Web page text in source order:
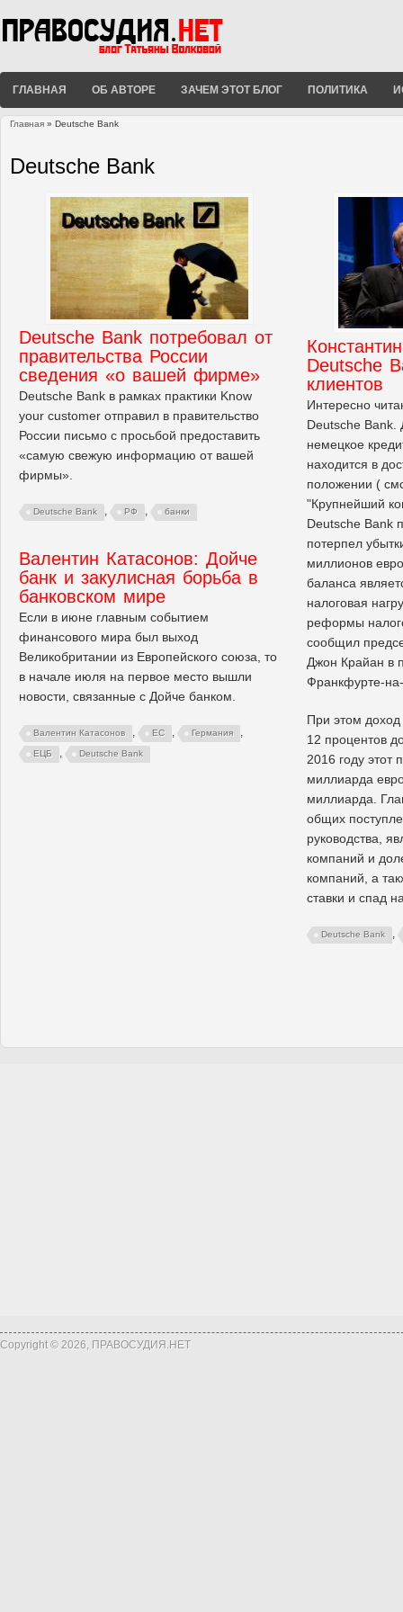
ГЛАВНАЯ ОБ АВТОРЕ ЗАЧЕМ ЭТОТ БЛОГ ПОЛИТИКА
Главная » Deutsche Bank
Deutsche Bank
Deutsche Bank потребовал от
правительства России
сведения «о вашей фирме»
Deutsche Bank в рамках практики Know
your customer отправил в правительство
России письмо с просьбой предоставить
«самую свежую информацию от вашей
фирмы».
Deutsche Bank , РФ , банки
Deutsche
клиентов
Интересно
Deutsche Bank.
немецкое
находится в
положении (
"Крупнейший
Deutsche Bank
потерпел
миллионов
баланса
налоговая
реформы
сообщил
Джон Крайан в
Франкфурте-
При этом
12 процентов
2016 году этот
миллиарда
миллиарда.
общих
руководства,
компаний и
компаний, а
ставки и спад
Deutsche Bank ,
Валентин Катасонов: Дойче
банк и закулисная борьба в
банковском мире
Если в июне главным событием
финансового мира был выход
Великобритании из Европейского союза, то
в начале июля на первое место вышли
новости, связанные с Дойче банком.
Валентин Катасонов , ЕС , Германия ,
ЕЦБ , Deutsche Bank
Copyright © 2026, ПРАВОСУДИЯ.НЕТ